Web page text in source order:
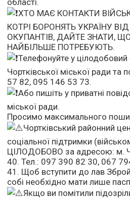
області.
ХТО МАЄ КОНТАКТИ
КОТРІ БОРОНЯТЬ УКРАЇНУ
ОКУПАНТІВ, ДАЙТЕ ЗНАТИ,
НАЙБІЛЬШЕ ПОТРЕБУЮТЬ.
Телефонуйте у
Чортківської міської ради та
57 82, 095 146 53 73.
Або пишіть у приватні
міської ради.
Просимо максимального
Чортківський районний
соціальної підтримки
ЦІЛОДОБОВО за адресою: м.
40. Тел.: 097 390 82 30, 067
41. Щоб вступити до лав
собі необхідно мати лише
Якщо ви помітили